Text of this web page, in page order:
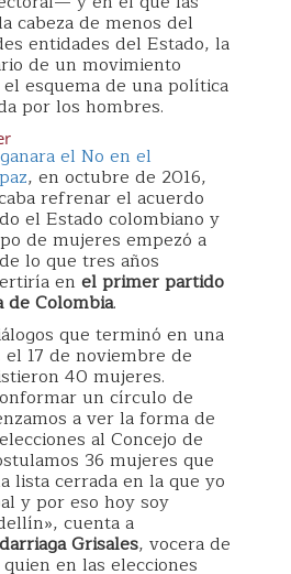
cabeza de menos del
entidades del Estado, la
de un movimiento
esquema de una política
por los hombres.
ganara el No en el
, en octubre de 2016,
refrenar el acuerdo
el Estado colombiano y
de mujeres empezó a
lo que tres años
en el primer partido
Colombia.
que terminó en una
17 de noviembre de
40 mujeres.
un círculo de
a ver la forma de
al Concejo de
36 mujeres que
lista cerrada en la que yo
y por eso hoy soy
cuenta a
Grisales, vocera de
en las elecciones